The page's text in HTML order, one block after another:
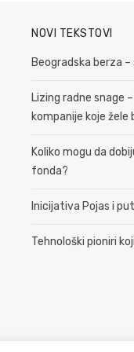
NOVI TEKSTOVI
Beogradska berza
Lizing radne snage
kompanije koje žele
Koliko mogu da
fonda?
Inicijativa Pojas i
Tehnološki pioniri